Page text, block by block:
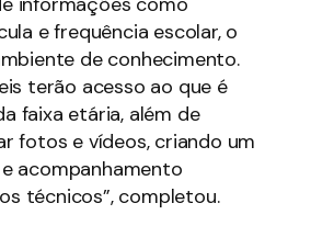
e frequência escolar, o
de conhecimento.
terão acesso ao que é
faixa etária, além de
fotos e vídeos, criando um
acompanhamento
técnicos”, completou.